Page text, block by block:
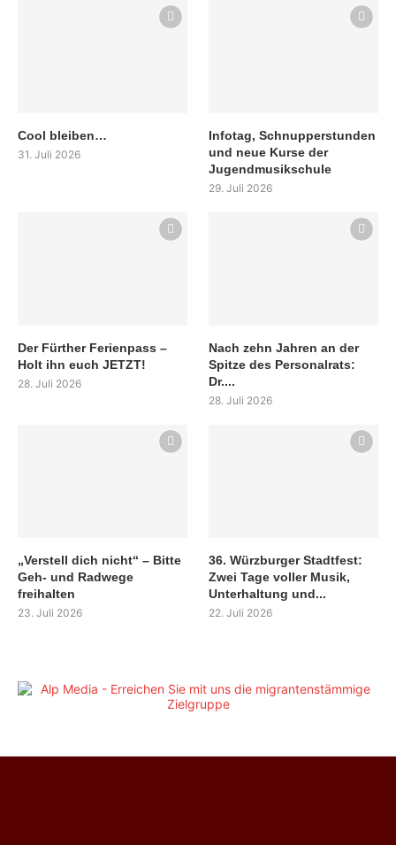
Cool bleiben…
31. Juli 2026
Infotag, Schnupperstunden
und neue Kurse der
Jugendmusikschule
29. Juli 2026
Der Fürther Ferienpass –
Holt ihn euch JETZT!
28. Juli 2026
Nach zehn Jahren an der
Spitze des Personalrats:
Dr....
28. Juli 2026
„Verstell dich nicht“ – Bitte
Geh- und Radwege
freihalten
23. Juli 2026
36. Würzburger Stadtfest:
Zwei Tage voller Musik,
Unterhaltung und...
22. Juli 2026